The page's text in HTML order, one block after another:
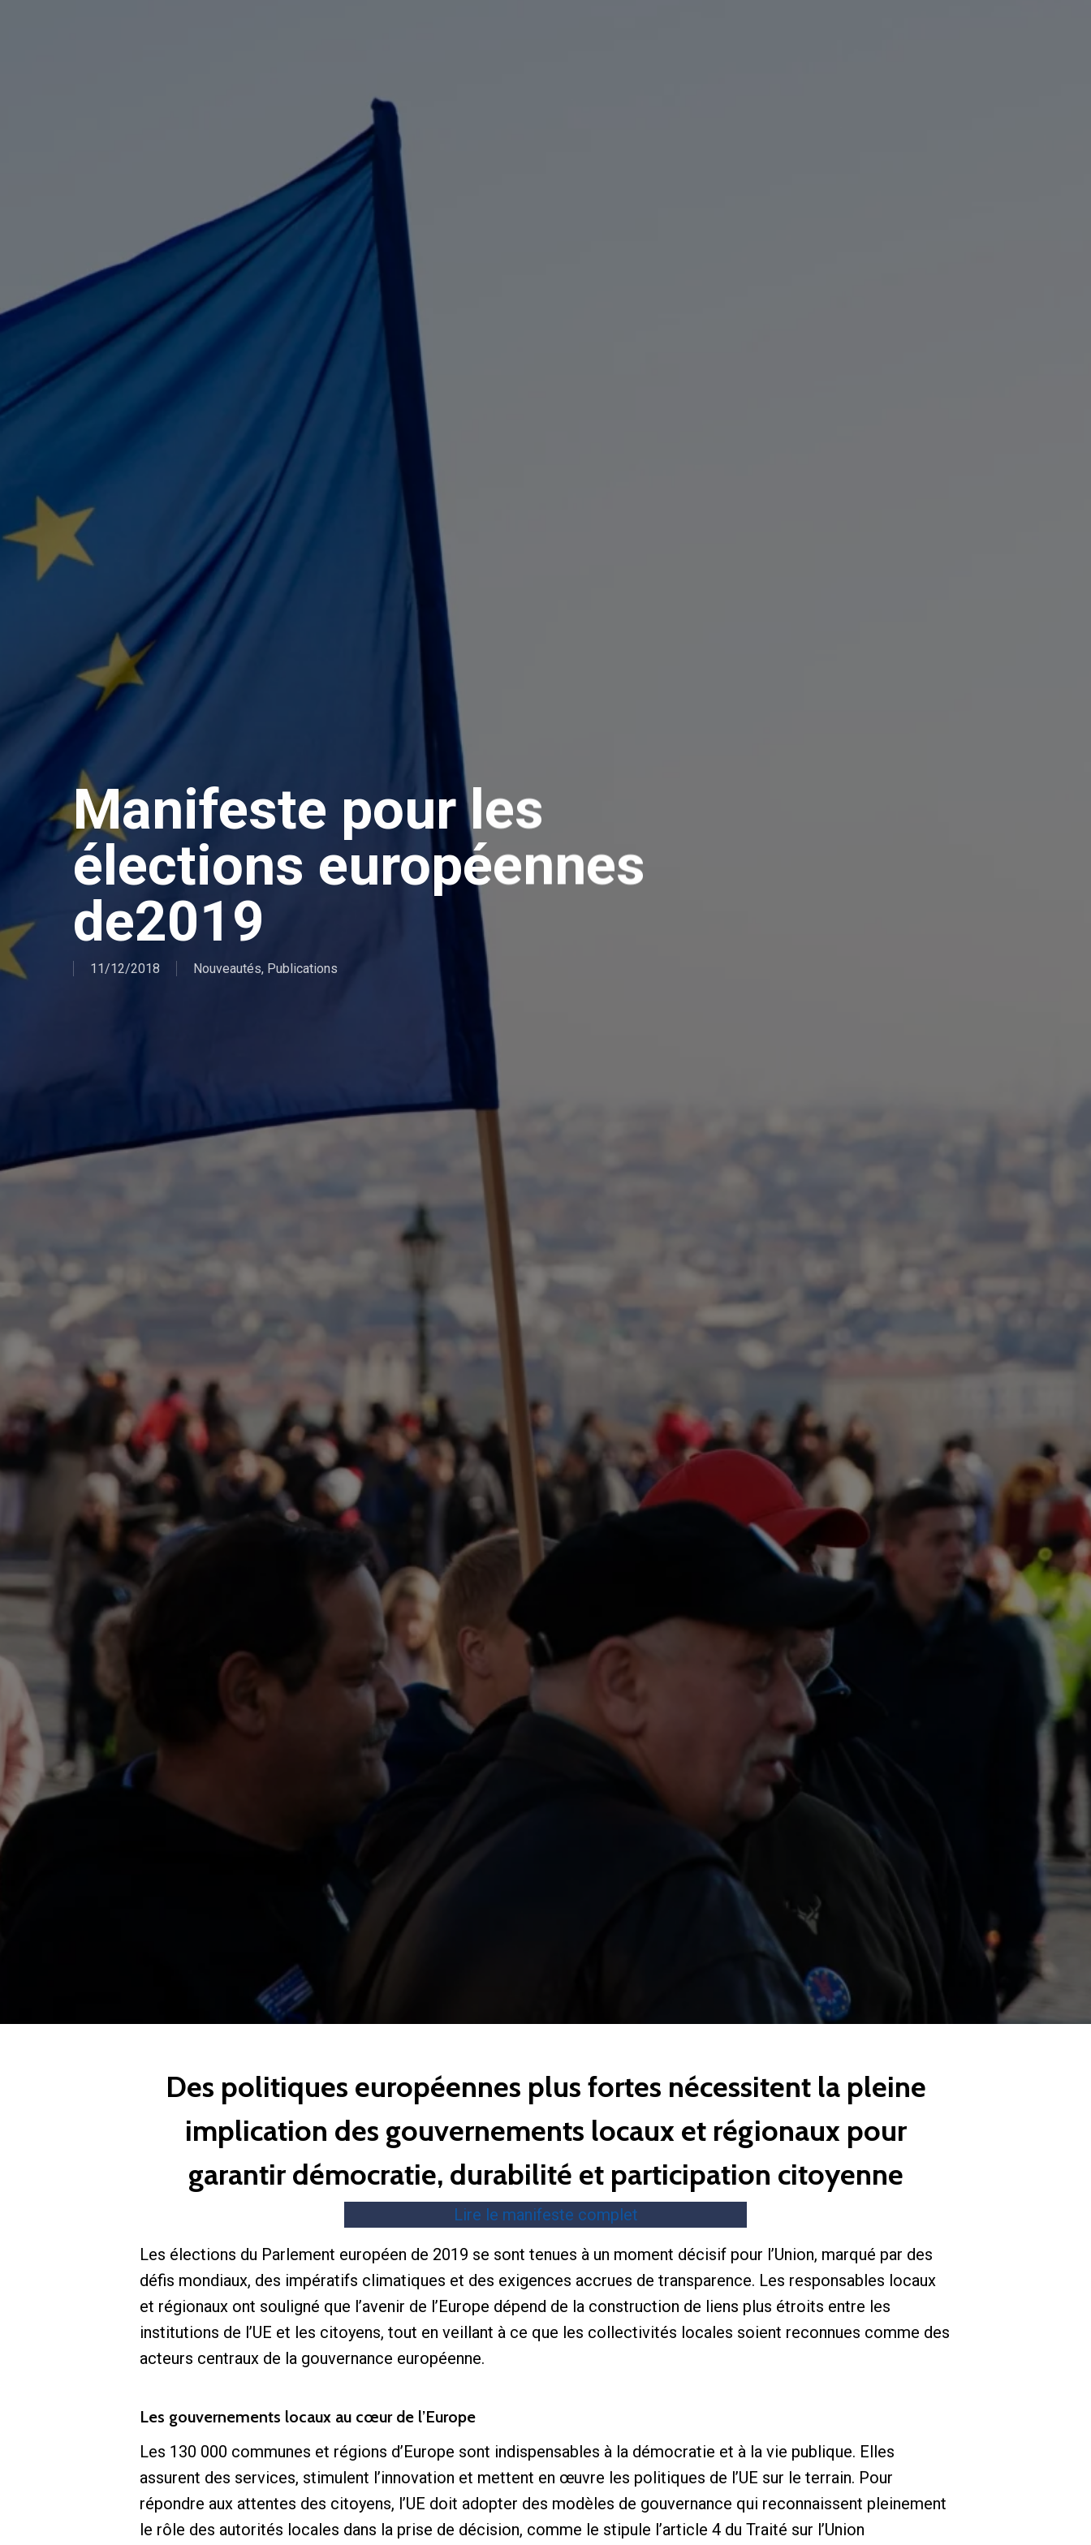
Manifeste pour les
élections européennes
de2019
11/12/2018 Nouveautés, Publications
Des politiques européennes plus fortes nécessitent la pleine
implication des gouvernements locaux et régionaux pour
garantir démocratie, durabilité et participation citoyenne
Lire le manifeste complet
Les élections du Parlement européen de 2019 se sont tenues à un moment décisif pour l’Union, marqué par des
défis mondiaux, des impératifs climatiques et des exigences accrues de transparence. Les responsables locaux
et régionaux ont souligné que l’avenir de l’Europe dépend de la construction de liens plus étroits entre les
institutions de l’UE et les citoyens, tout en veillant à ce que les collectivités locales soient reconnues comme des
acteurs centraux de la gouvernance européenne.
Les gouvernements locaux au cœur de l’Europe
Les 130 000 communes et régions d’Europe sont indispensables à la démocratie et à la vie publique. Elles
assurent des services, stimulent l’innovation et mettent en œuvre les politiques de l’UE sur le terrain. Pour
répondre aux attentes des citoyens, l’UE doit adopter des modèles de gouvernance qui reconnaissent pleinement
le rôle des autorités locales dans la prise de décision, comme le stipule l’article 4 du Traité sur l’Union